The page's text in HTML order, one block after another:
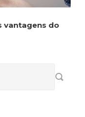
vantagens do